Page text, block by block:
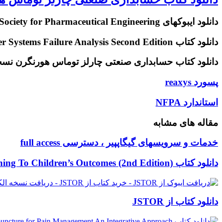
دانلود ایبوکهای ISPE International Society for Pharmaceutical Engineering
دانلود کتاب The Nalco Water Guide to Cooling Water Systems Failure Analysis Second Edition
دانلود کتاب حسابداری صنعتی چارلز توماس هورنگرن
پسورد
reaxys
پسورد reaxys
استاندارد
استاندارد NFPA
مقاله های مشابه
خدمات و سرویسهای گیگاپپیر ، دسترسی full access
دانلود کتاب A Practical Guide To Early Childhood Curriculum: Linking Thematic, Emergent, And Skill-Based Planning To Children’s Outcomes (2nd Edition)
دانلود کتاب از JSTOR